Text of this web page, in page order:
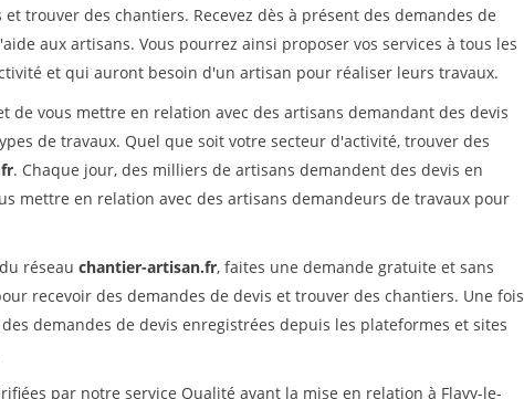
trouver des chantiers. Recevez dès à présent des demandes de
aux artisans. Vous pourrez ainsi proposer vos services à tous les
et qui auront besoin d'un artisan pour réaliser leurs travaux.
de vous mettre en relation avec des artisans demandant des devis
de travaux. Quel que soit votre secteur d'activité, trouver des
. Chaque jour, des milliers de artisans demandent des devis en
mettre en relation avec des artisans demandeurs de travaux pour
réseau chantier-artisan.fr, faites une demande gratuite et sans
recevoir des demandes de devis et trouver des chantiers. Une fois
demandes de devis enregistrées depuis les plateformes et sites
par notre service Qualité avant la mise en relation à Flavy-le-